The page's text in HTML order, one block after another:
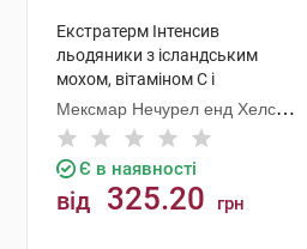
Екстратерм Інтенсив
льодяники з ісландським
мохом, вітаміном С і
подорожником з ментоловим
смаком 24 шт
Мексмар Нечурел енд Хелсі
Продактс
Є в наявності
від 325.20 грн